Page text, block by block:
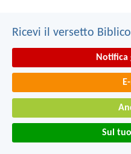
Ricevi il versetto
Notifica
Sul